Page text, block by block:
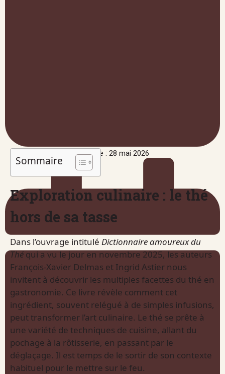
Publié le : 28 mai 2026
Sommaire
Exploration culinaire : le thé
hors de sa tasse
Dans l’ouvrage intitulé Dictionnaire amoureux du
Théqui a vu le jour en novembre 2025, les auteurs
François-Xavier Delmas et Ingrid Astier nous
invitent à découvrir les multiples facettes du thé en
gastronomie. Ce livre révèle comment cet
ingrédient, souvent relégué à de simples infusions,
peut transformer l’art culinaire. Le thé se prête à
une variété de techniques de cuisine, allant du
pochage à la rôtisserie, en passant par le
déglaçage. Il est temps de le sortir de son contexte
habituel pour le mettre sur le feu.